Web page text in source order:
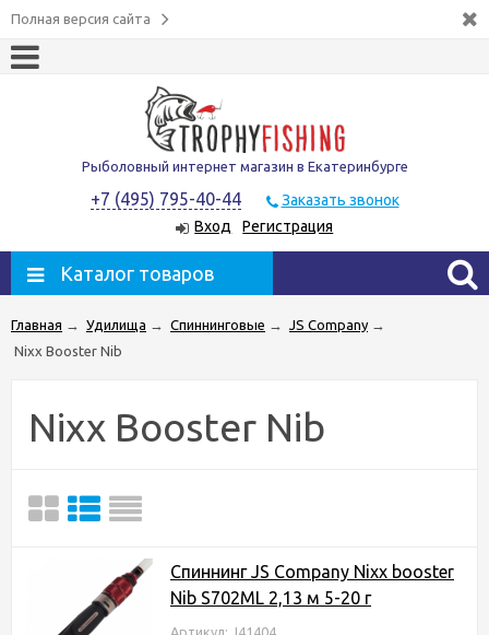
Полная версия сайта
Рыболовный интернет магазин в Екатеринбурге
+7 (495) 795-40-44
Заказать звонок
Вход
Регистрация
Каталог товаров
Главная → Удилища → Спиннинговые → JS Company →
Nixx Booster Nib
Nixx Booster Nib
Спиннинг JS Company Nixx booster
Nib S702ML 2,13 м 5-20 г
Артикул: J41404